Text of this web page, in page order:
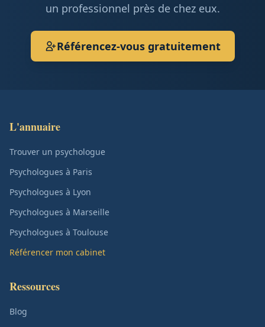
un professionnel près de chez eux.
Référencez-vous gratuitement
L'annuaire
Trouver un psychologue
Psychologues à Paris
Psychologues à Lyon
Psychologues à Marseille
Psychologues à Toulouse
Référencer mon cabinet
Ressources
Blog